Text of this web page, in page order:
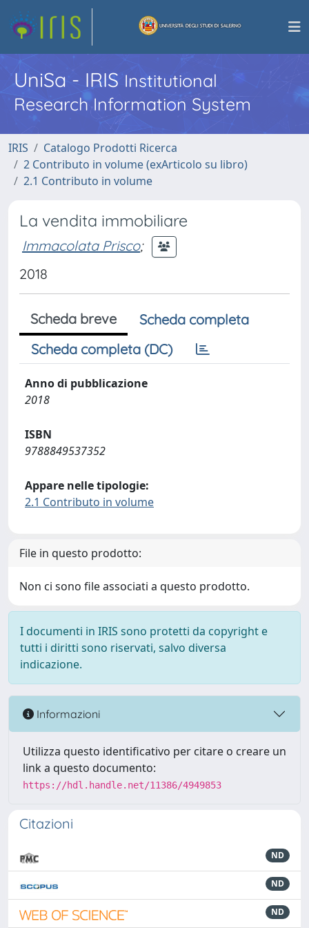
UniSa - IRISInstitutional
Research Information System
IRIS
Catalogo Prodotti Ricerca
2 Contributo in volume (exArticolo su libro)
2.1 Contributo in volume
La vendita immobiliare
Immacolata Prisco;
2018
Scheda breve
Scheda completa
Scheda completa (DC)
Anno di pubblicazione
2018
ISBN
9788849537352
Appare nelle tipologie:
2.1 Contributo in volume
File in questo prodotto:
Non ci sono file associati a questo prodotto.
I documenti in IRIS sono protetti da copyright e
tutti i diritti sono riservati, salvo diversa
indicazione.
Informazioni
Utilizza questo identificativo per citare o creare un
link a questo documento:
https://hdl.handle.net/11386/4949853
Citazioni
ND
ND
ND